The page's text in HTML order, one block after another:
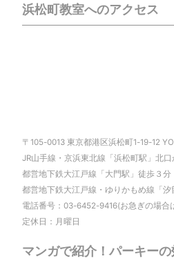
浜松町教室へのアクセス
〒105-0013 東京都港区浜松町1-19-12
JR山手線・京浜東北線「浜松町駅」北
都営地下鉄大江戸線「大門駅」徒歩３分
都営地下鉄大江戸線・ゆりかもめ線「汐
電話番号：03-6452-9416(お急ぎの場合
定休日：月曜日
マンガで紹介！パーキー